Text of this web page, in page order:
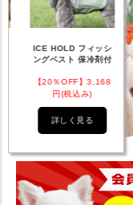
ッククーラー 保冷剤
付
【20％OFF】1,760
円(税込み)
詳しく見る